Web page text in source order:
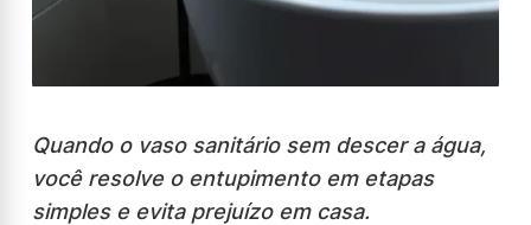
Quando o vaso sanitário sem descer a água,
você resolve o entupimento em etapas
simples e evita prejuízo em casa.